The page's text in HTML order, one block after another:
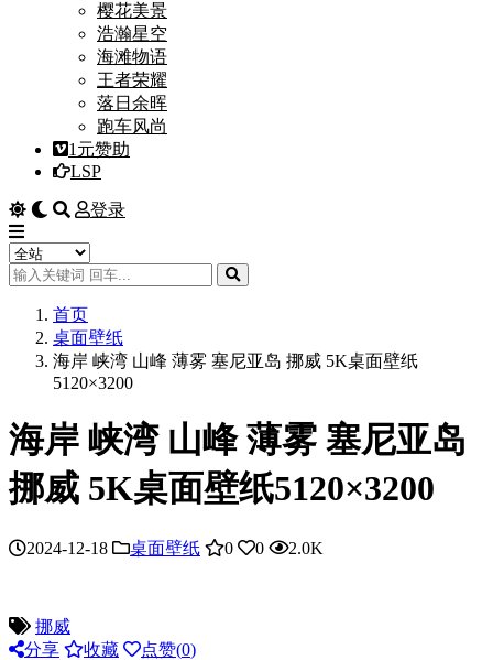
樱花美景
浩瀚星空
海滩物语
王者荣耀
落日余晖
跑车风尚
1元赞助
LSP
登录
首页
桌面壁纸
海岸 峡湾 山峰 薄雾 塞尼亚岛 挪威 5K桌面壁纸
5120×3200
海岸 峡湾 山峰 薄雾 塞尼亚岛
挪威 5K桌面壁纸5120×3200
2024-12-18 桌面壁纸 0 0 2.0K
挪威
分享
收藏 点赞(0)